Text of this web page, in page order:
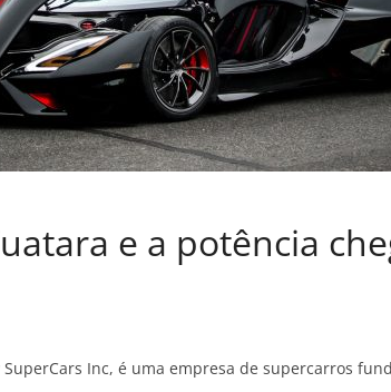
e a potência
Inc, é uma empresa de supercarros